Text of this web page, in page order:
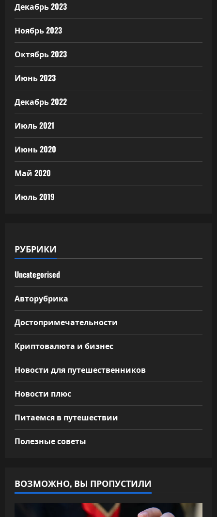
Декабрь 2023
Ноябрь 2023
Октябрь 2023
Июнь 2023
Декабрь 2022
Июль 2021
Июнь 2020
Май 2020
Июль 2019
РУБРИКИ
Uncategorised
Авторубрика
Достопримечательности
Криптовалюта и бизнес
Новости для путешественников
Новости плюс
Питаемся в путешествии
Полезные советы
ВОЗМОЖНО, ВЫ ПРОПУСТИЛИ